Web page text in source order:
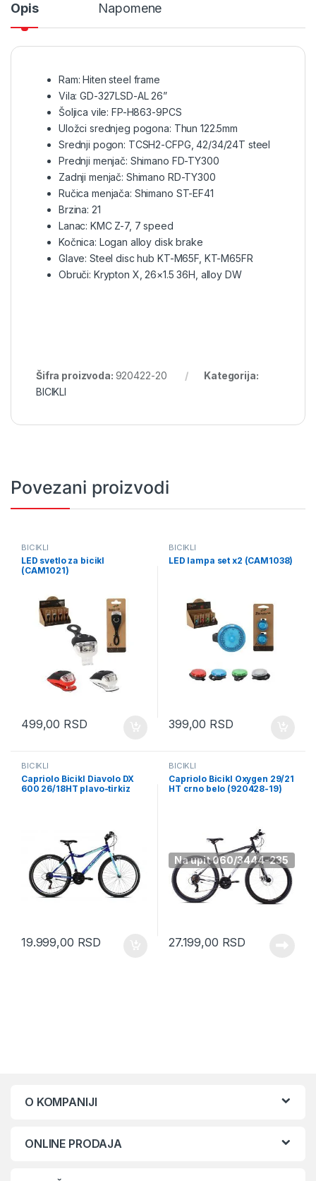
Opis Napomene
Ram: Hiten steel frame
Vila: GD-327LSD-AL 26”
Šoljica vile: FP-H863-9PCS
Uložci srednjeg pogona: Thun 122.5mm
Srednji pogon: TCSH2-CFPG, 42/34/24T steel
Prednji menjač: Shimano FD-TY300
Zadnji menjač: Shimano RD-TY300
Ručica menjača: Shimano ST-EF41
Brzina: 21
Lanac: KMC Z-7, 7 speed
Kočnica: Logan alloy disk brake
Glave: Steel disc hub KT-M65F, KT-M65FR
Obruči: Krypton X, 26×1.5 36H, alloy DW
Šifra proizvoda: 920422-20
Kategorija:
BICIKLI
Povezani proizvodi
BICIKLI
LED svetlo za bicikl
(CAM1021)
499,00 RSD
BICIKLI
LED lampa set x2 (CAM1038)
399,00 RSD
BICIKLI
Capriolo Bicikl Diavolo DX
600 26/18HT plavo-tirkiz
19.999,00 RSD
Na upit 060/3444-235
BICIKLI
Capriolo Bicikl Oxygen 29/21
HT crno belo (920428-19)
27.199,00 RSD
O KOMPANIJI
ONLINE PRODAJA